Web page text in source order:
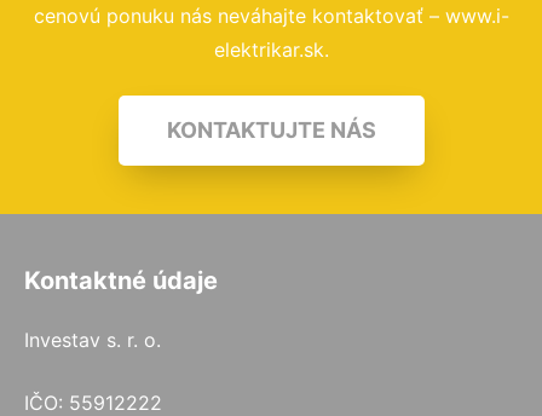
cenovú ponuku nás neváhajte kontaktovať – www.i-
elektrikar.sk.
KONTAKTUJTE NÁS
Kontaktné údaje
Investav s. r. o.
IČO: 55912222